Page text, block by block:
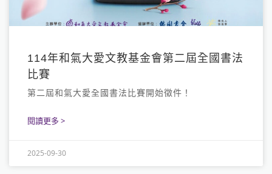
114年和氣大愛文教基金會第二屆全國書法
比賽
第二屆和氣大愛全國書法比賽開始徵件！
閱讀更多 >
2025-09-30